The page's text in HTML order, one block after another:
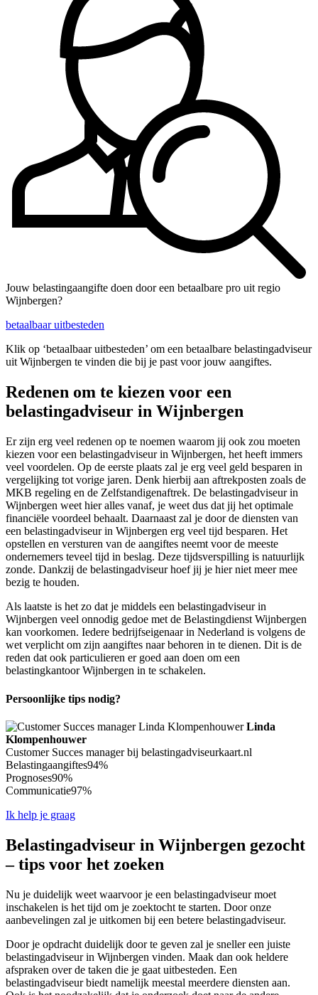
Jouw belastingaangifte doen door een betaalbare pro uit regio
Wijnbergen?
betaalbaar uitbesteden
Klik op ‘betaalbaar uitbesteden’ om een betaalbare belastingadviseur
uit Wijnbergen te vinden die bij je past voor jouw aangiftes.
Redenen om te kiezen voor een
belastingadviseur in Wijnbergen
Er zijn erg veel redenen op te noemen waarom jij ook zou moeten
kiezen voor een belastingadviseur in Wijnbergen, het heeft immers
veel voordelen. Op de eerste plaats zal je erg veel geld besparen in
vergelijking tot vorige jaren. Denk hierbij aan aftrekposten zoals de
MKB regeling en de Zelfstandigenaftrek. De belastingadviseur in
Wijnbergen weet hier alles vanaf, je weet dus dat jij het optimale
financiële voordeel behaalt. Daarnaast zal je door de diensten van
een belastingadviseur in Wijnbergen erg veel tijd besparen. Het
opstellen en versturen van de aangiftes neemt voor de meeste
ondernemers teveel tijd in beslag. Deze tijdsverspilling is natuurlijk
zonde. Dankzij de belastingadviseur hoef jij je hier niet meer mee
bezig te houden.
Als laatste is het zo dat je middels een belastingadviseur in
Wijnbergen veel onnodig gedoe met de Belastingdienst Wijnbergen
kan voorkomen. Iedere bedrijfseigenaar in Nederland is volgens de
wet verplicht om zijn aangiftes naar behoren in te dienen. Dit is de
reden dat ook particulieren er goed aan doen om een
belastingkantoor Wijnbergen in te schakelen.
Persoonlijke tips nodig?
Linda
Klompenhouwer
Customer Succes manager bij belastingadviseurkaart.nl
Belastingaangiftes94%
Prognoses90%
Communicatie97%
Ik help je graag
Belastingadviseur in Wijnbergen gezocht
– tips voor het zoeken
Nu je duidelijk weet waarvoor je een belastingadviseur moet
inschakelen is het tijd om je zoektocht te starten. Door onze
aanbevelingen zal je uitkomen bij een betere belastingadviseur.
Door je opdracht duidelijk door te geven zal je sneller een juiste
belastingadviseur in Wijnbergen vinden. Maak dan ook heldere
afspraken over de taken die je gaat uitbesteden. Een
belastingadviseur biedt namelijk meestal meerdere diensten aan.